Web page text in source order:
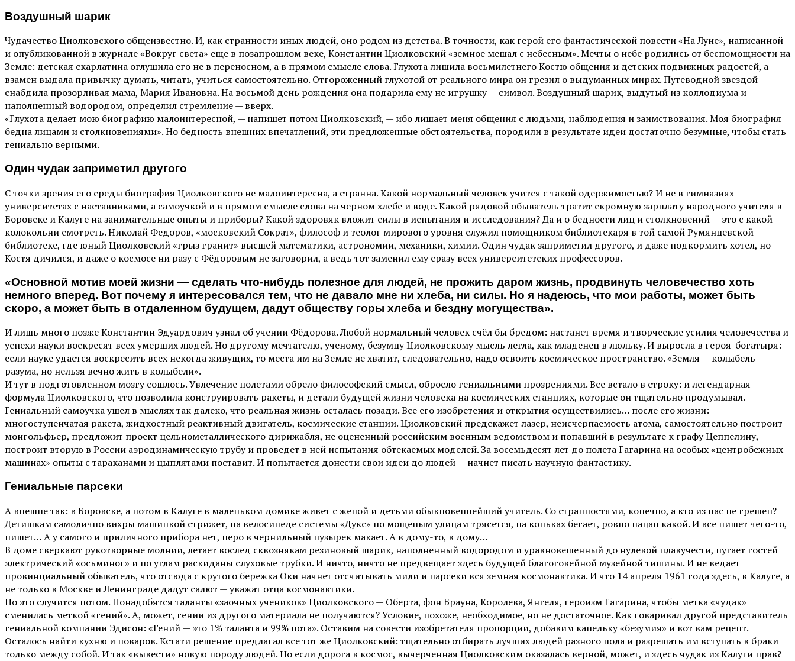
Воздушный шарик
Чудачество Циолковского общеизвестно. И, как странности иных людей, оно родом из детства. В точности, как герой его фантастической повести «На Луне», написанной
и опубликованной в журнале «Вокруг света» еще в позапрошлом веке, Константин Циолковский «земное мешал с небесным». Мечты о небе родились от беспомощности на
Земле: детская скарлатина оглушила его не в переносном, а в прямом смысле слова. Глухота лишила восьмилетнего Костю общения и детских подвижных радостей, а
взамен выдала привычку думать, читать, учиться самостоятельно. Отгороженный глухотой от реального мира он грезил о выдуманных мирах. Путеводной звездой
снабдила прозорливая мама, Мария Ивановна. На восьмой день рождения она подарила ему не игрушку — символ. Воздушный шарик, выдутый из коллодиума и
наполненный водородом, определил стремление — вверх.
«Глухота делает мою биографию малоинтересной, — напишет потом Циолковский, — ибо лишает меня общения с людьми, наблюдения и заимствования. Моя биография
бедна лицами и столкновениями». Но бедность внешних впечатлений, эти предложенные обстоятельства, породили в результате идеи достаточно безумные, чтобы стать
гениально верными.
Один чудак заприметил другого
С точки зрения его среды биография Циолковского не малоинтересна, а странна. Какой нормальный человек учится с такой одержимостью? И не в гимназиях-
университетах с наставниками, а самоучкой и в прямом смысле слова на черном хлебе и воде. Какой рядовой обыватель тратит скромную зарплату народного учителя в
Боровске и Калуге на занимательные опыты и приборы? Какой здоровяк вложит силы в испытания и исследования? Да и о бедности лиц и столкновений — это с какой
колокольни смотреть. Николай Федоров, «московский Сократ», философ и теолог мирового уровня служил помощником библиотекаря в той самой Румянцевской
библиотеке, где юный Циолковский «грыз гранит» высшей математики, астрономии, механики, химии. Один чудак заприметил другого, и даже подкормить хотел, но
Костя дичился, и даже о космосе ни разу с Фёдоровым не заговорил, а ведь тот заменил ему сразу всех университетских профессоров.
«Основной мотив моей жизни — сделать что-нибудь полезное для людей, не прожить даром жизнь, продвинуть человечество хоть
немного вперед. Вот почему я интересовался тем, что не давало мне ни хлеба, ни силы. Но я надеюсь, что мои работы, может быть
скоро, а может быть в отдаленном будущем, дадут обществу горы хлеба и бездну могущества».
И лишь много позже Константин Эдуардович узнал об учении Фёдорова. Любой нормальный человек счёл бы бредом: настанет время и творческие усилия человечества и
успехи науки воскресят всех умерших людей. Но другому мечтателю, ученому, безумцу Циолковскому мысль легла, как младенец в люльку. И выросла в героя-богатыря:
если науке удастся воскресить всех некогда живущих, то места им на Земле не хватит, следовательно, надо освоить космическое пространство. «Земля — колыбель
разума, но нельзя вечно жить в колыбели».
И тут в подготовленном мозгу сошлось. Увлечение полетами обрело философский смысл, обросло гениальными прозрениями. Все встало в строку: и легендарная
формула Циолковского, что позволила конструировать ракеты, и детали будущей жизни человека на космических станциях, которые он тщательно продумывал.
Гениальный самоучка ушел в мыслях так далеко, что реальная жизнь осталась позади. Все его изобретения и открытия осуществились… после его жизни:
многоступенчатая ракета, жидкостный реактивный двигатель, космические станции. Циолковский предскажет лазер, неисчерпаемость атома, самостоятельно построит
монгольфьер, предложит проект цельнометаллического дирижабля, не оцененный российским военным ведомством и попавший в результате к графу Цеппелину,
построит вторую в России аэродинамическую трубу и проведет в ней испытания обтекаемых моделей. За восемьдесят лет до полета Гагарина на особых «центробежных
машинах» опыты с тараканами и цыплятами поставит. И попытается донести свои идеи до людей — начнет писать научную фантастику.
Гениальные парсеки
А внешне так: в Боровске, а потом в Калуге в маленьком домике живет с женой и детьми обыкновеннейший учитель. Со странностями, конечно, а кто из нас не грешен?
Детишкам самолично вихры машинкой стрижет, на велосипеде системы «Дукс» по мощеным улицам трясется, на коньках бегает, ровно пацан какой. И все пишет чего-то,
пишет… А у самого и приличного прибора нет, перо в чернильный пузырек макает. А в дому-то, в дому…
В доме сверкают рукотворные молнии, летает вослед сквознякам резиновый шарик, наполненный водородом и уравновешенный до нулевой плавучести, пугает гостей
электрический «осьминог» и по углам раскиданы слуховые трубки. И ничто, ничто не предвещает здесь будущей благоговейной музейной тишины. И не ведает
провинциальный обыватель, что отсюда с крутого бережка Оки начнет отсчитывать мили и парсеки вся земная космонавтика. И что 14 апреля 1961 года здесь, в Калуге, а
не только в Москве и Ленинграде дадут салют — уважат отца космонавтики.
Но это случится потом. Понадобятся таланты «заочных учеников» Циолковского — Оберта, фон Брауна, Королева, Янгеля, героизм Гагарина, чтобы метка «чудак»
сменилась меткой «гений». А, может, гении из другого материала не получаются? Условие, похоже, необходимое, но не достаточное. Как говаривал другой представитель
гениальной компании Эдисон: «Гений — это 1% таланта и 99% пота». Оставим на совести изобретателя пропорции, добавим капельку «безумия» и вот вам рецепт.
Осталось найти кухню и поваров. Кстати решение предлагал все тот же Циолковский: тщательно отбирать лучших людей разного пола и разрешать им вступать в браки
только между собой. И так «вывести» новую породу людей. Но если дорога в космос, вычерченная Циолковским оказалась верной, может, и здесь чудак из Калуги прав?